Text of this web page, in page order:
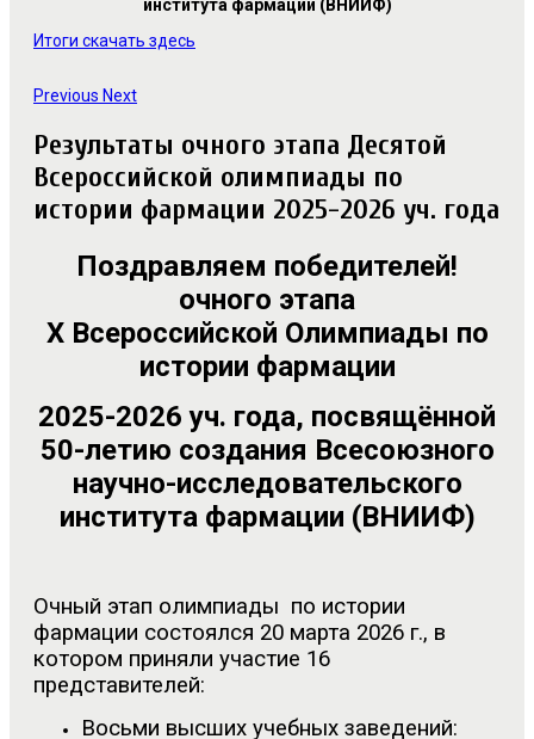
института фармации (ВНИИФ)
Итоги скачать здесь
Previous Next
Результаты очного этапа Десятой
Всероссийской олимпиады по
истории фармации 2025-2026 уч. года
Поздравляем победителей!
очного этапа
XВсероссийской Олимпиады по
истории фармации
2025-2026 уч. года, посвящённой
50-летию создания Всесоюзного
научно-исследовательского
института фармации (ВНИИФ)
Очный этап олимпиады по истории
фармации состоялся 20 марта 2026 г., в
котором приняли участие 16
представителей:
Восьми высших учебных заведений: